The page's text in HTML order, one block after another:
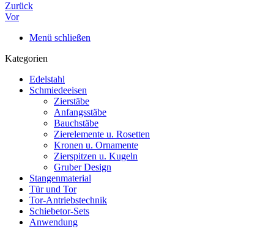
Zurück
Vor
Menü schließen
Kategorien
Edelstahl
Schmiedeeisen
Zierstäbe
Anfangsstäbe
Bauchstäbe
Zierelemente u. Rosetten
Kronen u. Ornamente
Zierspitzen u. Kugeln
Gruber Design
Stangenmaterial
Tür und Tor
Tor-Antriebstechnik
Schiebetor-Sets
Anwendung